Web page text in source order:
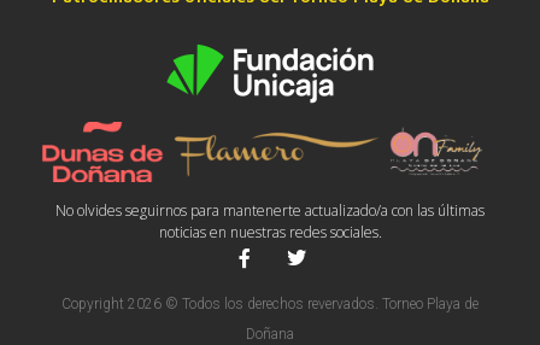
No olvides seguirnos para mantenerte actualizado/a con las últimas
noticias en nuestras redes sociales.
Copyright 2026 © Todos los derechos revervados. Torneo Playa de
Doñana